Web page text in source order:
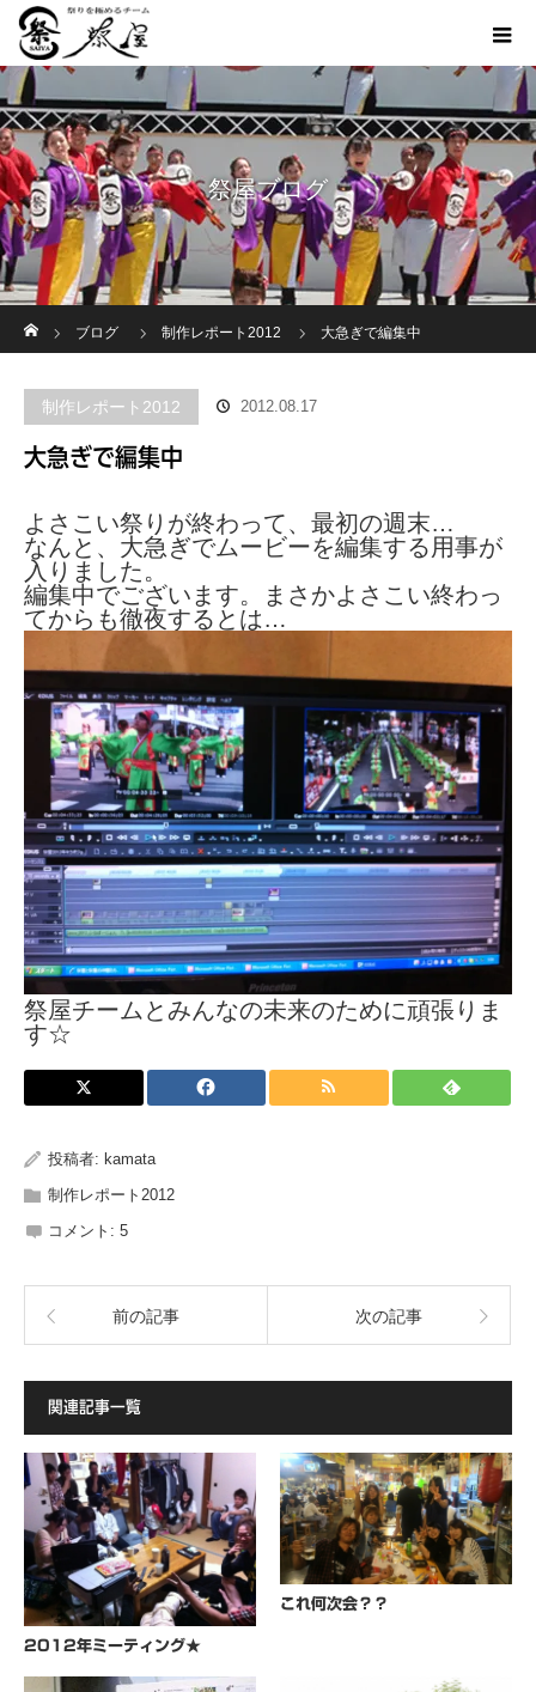
祭屋ブログ
ブログ
制作レポート2012 大急ぎで編集中
制作レポート2012 2012.08.17
大急ぎで編集中
よさこい祭りが終わって、最初の週末…
なんと、大急ぎでムービーを編集する用事が
入りました。
編集中でございます。まさかよさこい終わっ
てからも徹夜するとは…
祭屋チームとみんなの未来のために頑張りま
す☆
投稿者: kamata
制作レポート2012
コメント: 5
前の記事 次の記事
関連記事一覧
2012年ミーティング★
これ何次会？？